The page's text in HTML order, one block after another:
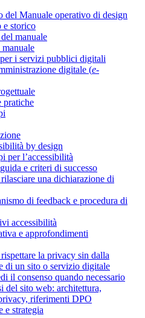
del Manuale operativo di design
e storico
manuale
i servizi pubblici digitali
digitale (e-
pratiche
by design
per l’accessibilità
e criteri di successo
una dichiarazione di
di feedback e procedura di
accessibilità
e approfondimenti
la privacy sin dalla
di un sito o servizio digitale
il consenso quando necessario
del sito web: architettura,
riferimenti DPO
e strategia